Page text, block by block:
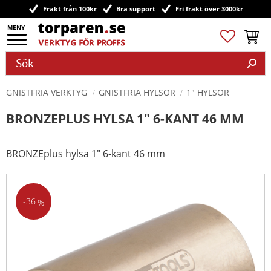
Meny
Frakt från 100kr Bra support Fri frakt över 3000kr
Favoriter
GNISTFRIA VERKTYG GNISTFRIA HYLSOR 1" HYLSOR
BRONZEPLUS HYLSA 1" 6-KANT 46 MM
BRONZEplus hylsa 1" 6-kant 46 mm
36%